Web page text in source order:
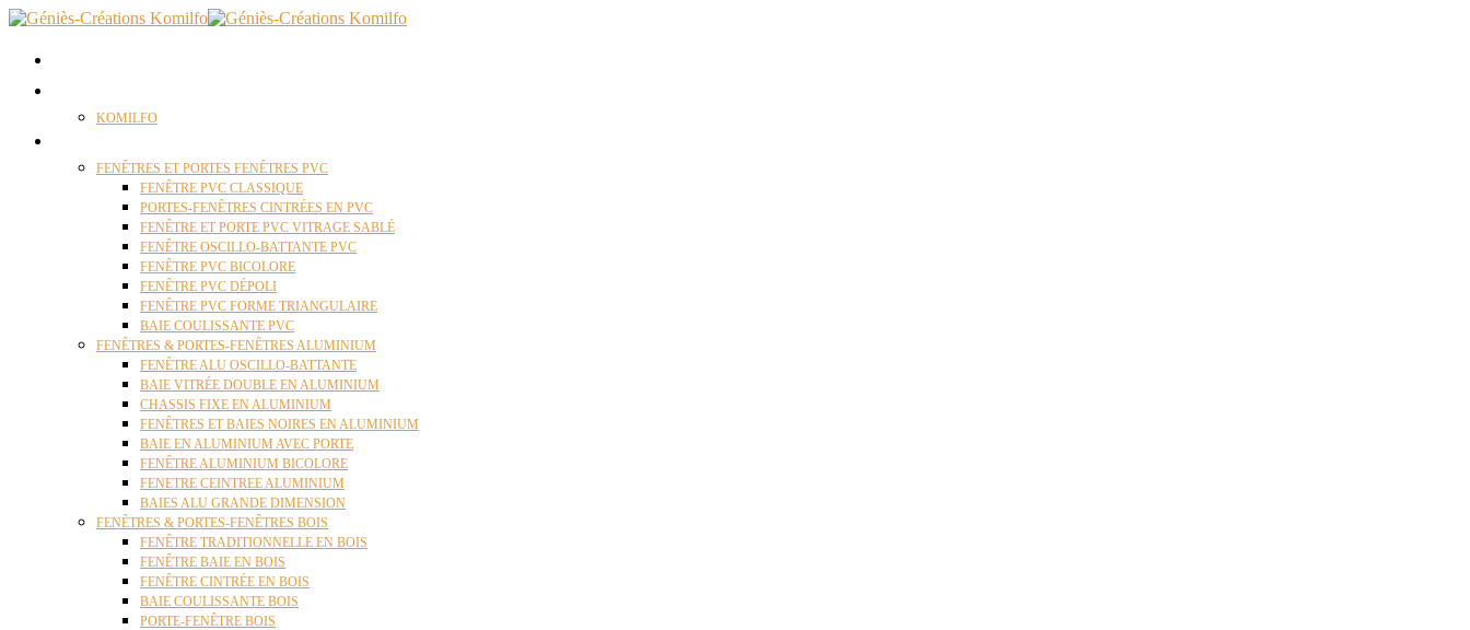
KOMILFO
FENÊTRES ET PORTES FENÊTRES PVC
FENÊTRE PVC CLASSIQUE
PORTES-FENÊTRES CINTRÉES EN PVC
FENÊTRE ET PORTE PVC VITRAGE SABLÉ
FENÊTRE OSCILLO-BATTANTE PVC
FENÊTRE PVC BICOLORE
FENÊTRE PVC DÉPOLI
FENÊTRE PVC FORME TRIANGULAIRE
BAIE COULISSANTE PVC
FENÊTRES & PORTES-FENÊTRES ALUMINIUM
FENÊTRE ALU OSCILLO-BATTANTE
BAIE VITRÉE DOUBLE EN ALUMINIUM
CHASSIS FIXE EN ALUMINIUM
FENÊTRES ET BAIES NOIRES EN ALUMINIUM
BAIE EN ALUMINIUM AVEC PORTE
FENÊTRE ALUMINIUM BICOLORE
FENETRE CEINTREE ALUMINIUM
BAIES ALU GRANDE DIMENSION
FENÊTRES & PORTES-FENÊTRES BOIS
FENÊTRE TRADITIONNELLE EN BOIS
FENÊTRE BAIE EN BOIS
FENÊTRE CINTRÉE EN BOIS
BAIE COULISSANTE BOIS
PORTE-FENÊTRE BOIS